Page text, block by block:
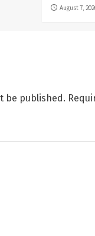
August 7,
be published.